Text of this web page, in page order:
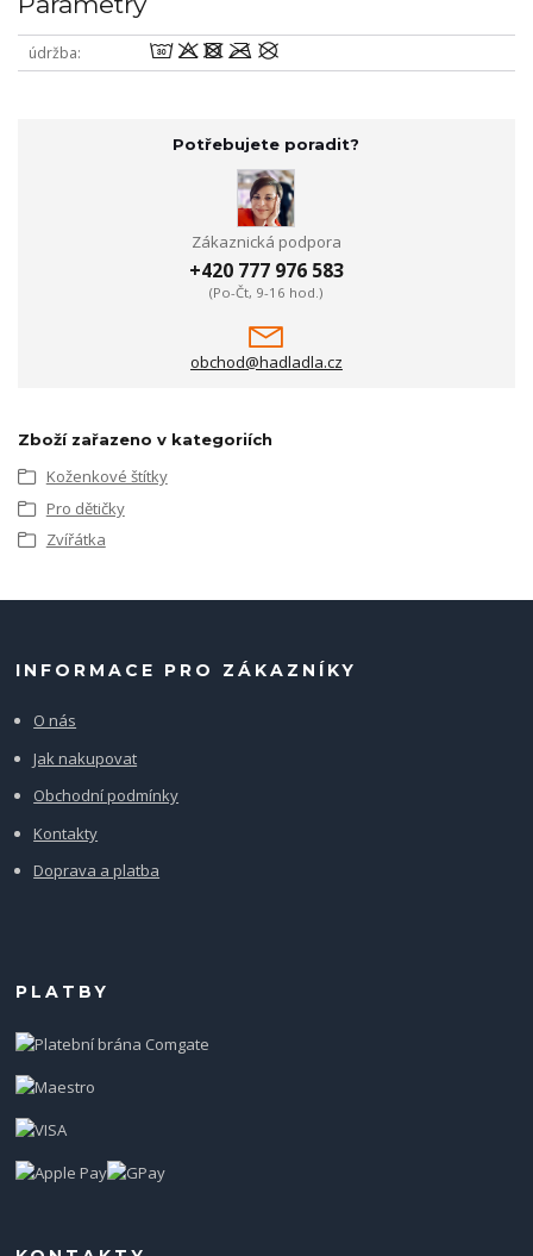
údržba wodmU
Potřebujete poradit?
Zákaznická podpora
+420 777 976 583
(Po-Čt, 9-16 hod.)
obchod@hadladla.cz
Zboží zařazeno v kategoriích
Koženkové štítky
Pro dětičky
Zvířátka
INFORMACE PRO ZÁKAZNÍKY
O nás
Jak nakupovat
Obchodní podmínky
Kontakty
Doprava a platba
PLATBY